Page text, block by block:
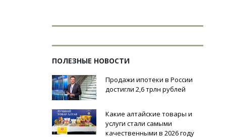
ПОЛЕЗНЫЕ НОВОСТИ
Продажи ипотеки в России
достигли 2,6 трлн рублей
Какие алтайские товары и
услуги стали самыми
качественными в 2026 году